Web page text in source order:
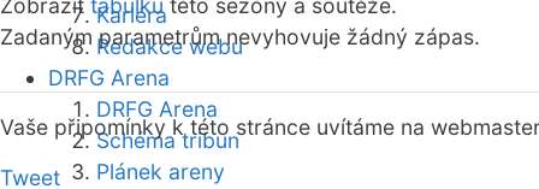
Kariéra
Redakce webu
DRFG Arena
DRFG Arena
Schéma tribun
Plánek areny
Zobrazit tabulku této sezóny a soutěže.
Zadaným parametrům nevyhovuje žádný zápas.
Vaše připomínky k této stránce uvítáme na webmaster
Tweet